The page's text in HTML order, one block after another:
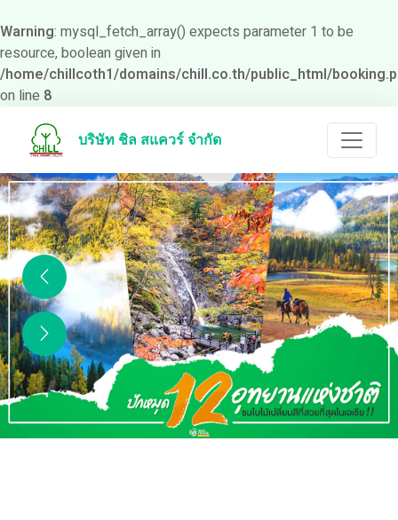
Warning: mysql_fetch_array() expects parameter 1 to be
resource, boolean given in
/home/chillcoth1/domains/chill.co.th/public_html/
on line 8
บริษัท ชิล สแควร์ จำกัด